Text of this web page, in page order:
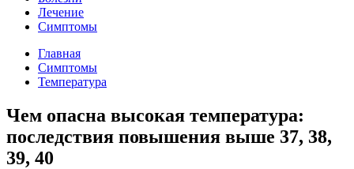
Лечение
Симптомы
Главная
Симптомы
Температура
Чем опасна высокая температура:
последствия повышения выше 37, 38,
39, 40